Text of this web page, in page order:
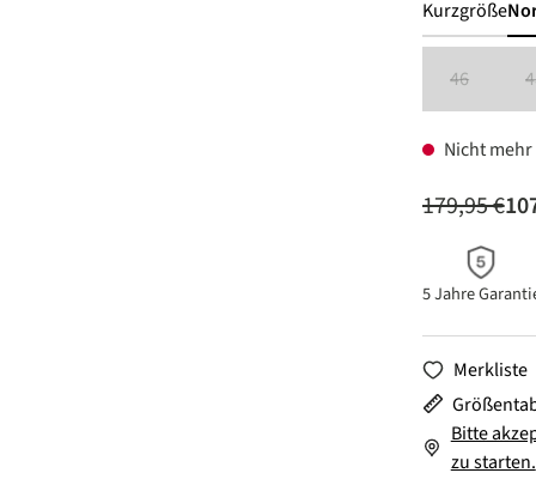
Kurzgröße
46
Nicht
179,95 €
5 Jahre
Merkliste
Bitte
zu starten.